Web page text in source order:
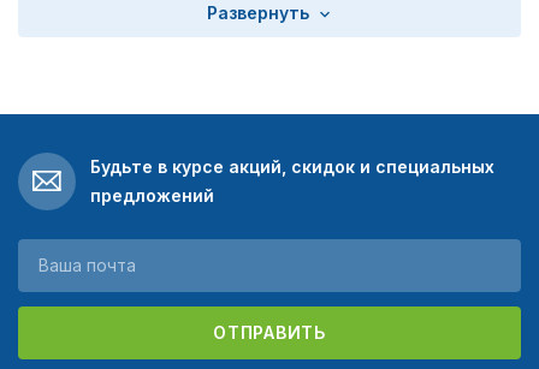
Развернуть
Будьте в курсе акций, скидок и специальных
предложений
ОТПРАВИТЬ